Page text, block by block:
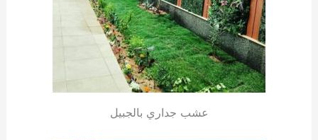
عشب جداري بالجبيل